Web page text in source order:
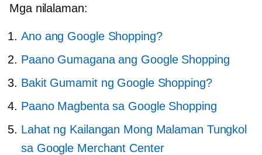
Mga nilalaman:
Ano ang Google Shopping?
Paano Gumagana ang Google Shopping
Bakit Gumamit ng Google Shopping?
Paano Magbenta sa Google Shopping
Lahat ng Kailangan Mong Malaman Tungkol
sa Google Merchant Center